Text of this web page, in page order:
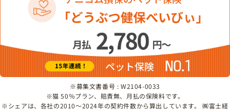
※募集文書番号 : W2104-0033
※猫 50％プラン、賠責無、月払の保険料です。
※シェアは、各社の2010～2024年の契約件数から算出しています。 ㈱富士経